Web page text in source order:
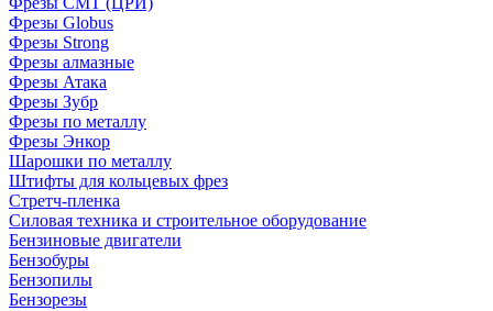
Фрезы Globus
Фрезы Strong
Фрезы алмазные
Фрезы Атака
Фрезы Зубр
Фрезы по металлу
Фрезы Энкор
Шарошки по металлу
Штифты для кольцевых фрез
Стретч-пленка
Силовая техника и строительное оборудование
Бензиновые двигатели
Бензобуры
Бензопилы
Бензорезы